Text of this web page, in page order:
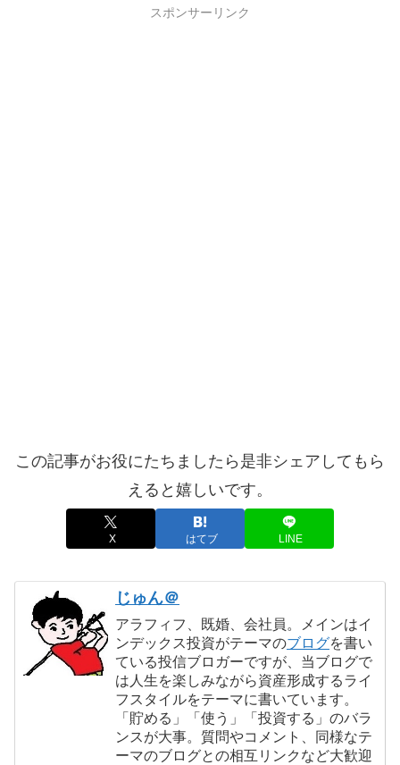
スポンサーリンク
この記事がお役にたちましたら是非シェアしてもら
えると嬉しいです。
X はてブ LINE
じゅん＠
アラフィフ、既婚、会社員。メインはイ
ンデックス投資がテーマのブログを書い
ている投信ブロガーですが、当ブログで
は人生を楽しみながら資産形成するライ
フスタイルをテーマに書いています。
「貯める」「使う」「投資する」のバラ
ンスが大事。質問やコメント、同様なテ
ーマのブログとの相互リンクなど大歓迎